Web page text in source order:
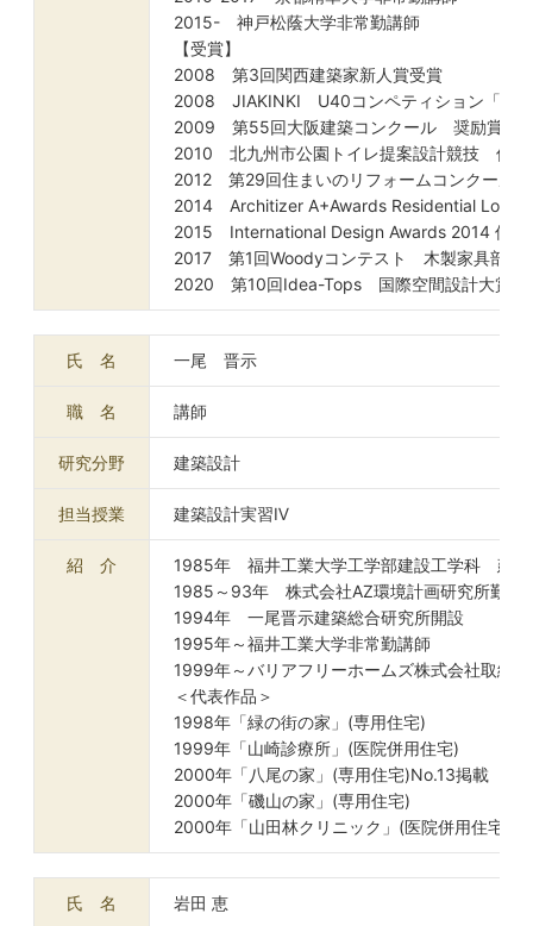
2015- 神戸松蔭大学非常勤講師
【受賞】
2008 第3回関西建築家新人賞受賞
2008 JIAKINKI U40コンペティション「六甲
2009 第55回大阪建築コンクール 奨励賞受賞
2010 北九州市公園トイレ提案設計競技 佳作
2012 第29回住まいのリフォームコンクール
2014 Architizer A+Awards Residential Low
2015 International Design Awards 2014 佳作
2017 第1回Woodyコンテスト 木製家具部
2020 第10回Idea-Tops 国際空間設計大賞
氏 名 一尾 晋示
職 名 講師
研究分野 建築設計
担当授業 建築設計実習Ⅳ
紹 介
1985年 福井工業大学工学部建設工学科 建築
1985～93年 株式会社AZ環境計画研究所勤務
1994年 一尾晋示建築総合研究所開設
1995年～福井工業大学非常勤講師
1999年～バリアフリーホームズ株式会社取締役
＜代表作品＞
1998年「緑の街の家」(専用住宅)
1999年「山崎診療所」(医院併用住宅)
2000年「八尾の家」(専用住宅)No.13掲載
2000年「磯山の家」(専用住宅)
2000年「山田林クリニック」(医院併用住宅)
氏 名 岩田 恵